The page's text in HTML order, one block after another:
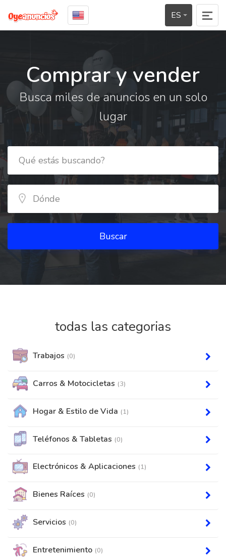
ES
Comprar y vender
Busca miles de anuncios en un solo
lugar
Buscar
todas las categorias
Trabajos (0)
Carros & Motocicletas (3)
Hogar & Estilo de Vida (1)
Teléfonos & Tabletas (0)
Electrónicos & Aplicaciones (1)
Bienes Raíces (0)
Servicios (0)
Entretenimiento (0)